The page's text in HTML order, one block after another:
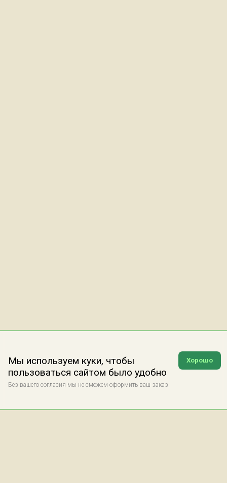
Хорошо
Мы используем куки, чтобы
пользоваться сайтом было удобно
Без вашего согласия мы не сможем оформить ваш заказ